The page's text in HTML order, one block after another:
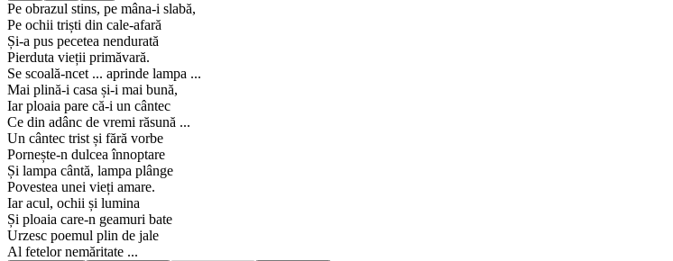
Pe obrazul stins, pe mâna-i slabă,
Pe ochii triști din cale-afară
Și-a pus pecetea nendurată
Pierduta vieții primăvară.
Se scoală-ncet ... aprinde lampa ...
Mai plină-i casa și-i mai bună,
Iar ploaia pare că-i un cântec
Ce din adânc de vremi răsună ...
Un cântec trist și fără vorbe
Pornește-n dulcea înnoptare
Și lampa cântă, lampa plânge
Povestea unei vieți amare.
Iar acul, ochii și lumina
Și ploaia care-n geamuri bate
Urzesc poemul plin de jale
Al fetelor nemăritate ...